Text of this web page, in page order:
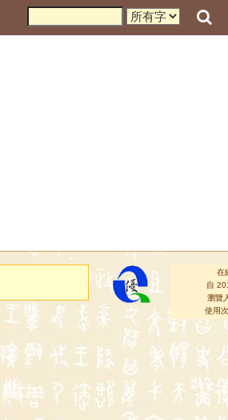
在
自
瀏覽
使用